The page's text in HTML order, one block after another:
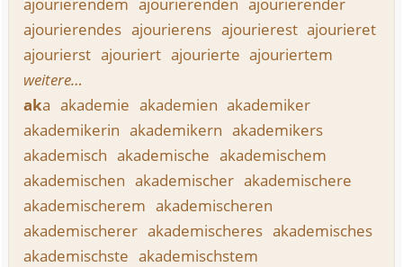
ajourierendes ajourierens ajourierest ajourieret
ajourierst ajouriert ajourierte ajouriertem
weitere…
aka akademie akademien akademiker
akademikerin akademikern akademikers
akademisch akademische akademischem
akademischen akademischer akademischere
akademischerem akademischeren
akademischerer akademischeres akademisches
akademischste akademischstem